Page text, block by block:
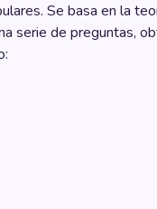
Se basa en la
serie de preguntas,